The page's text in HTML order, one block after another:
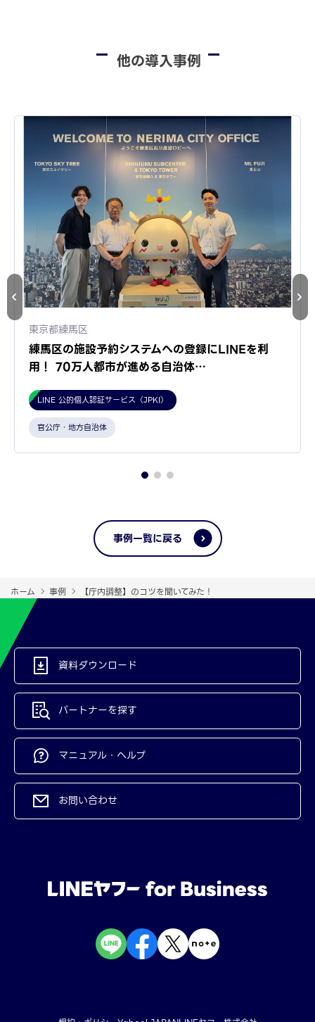
他の導入事例
東京都練馬区
練馬区の施設予約システムへの登録にLINEを利
用！ 70万人都市が進める自治体…
LINE 公的個人認証サービス（JPKI）
官公庁・地方自治体
事例一覧に戻る
ホーム 事例 【庁内調整】のコツを聞いてみた！
資料ダウンロード
パートナーを探す
マニュアル・ヘルプ
お問い合わせ